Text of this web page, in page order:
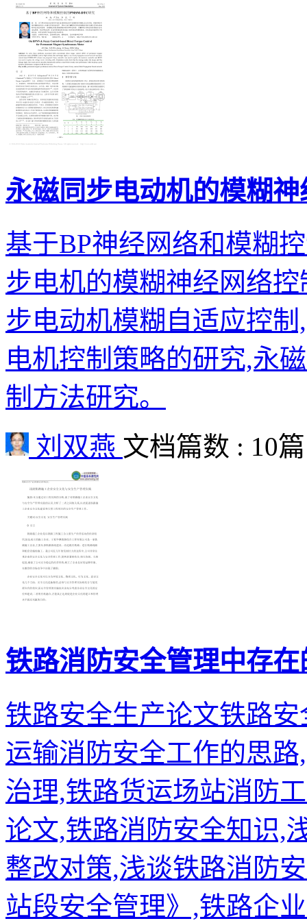
永磁同步电动机的模糊
基于BP神经网络和模糊
步电机的模糊神经网络
步电动机模糊自适应控
电机控制策略的研究,永
制方法研究。
刘双燕 文档篇数 : 10篇
铁路消防安全管理中存
铁路安全生产论文铁路
运输消防安全工作的思
治理,铁路货运场站消防
论文,铁路消防安全知识,
整改对策,浅谈铁路消防
站段安全管理》,铁路企